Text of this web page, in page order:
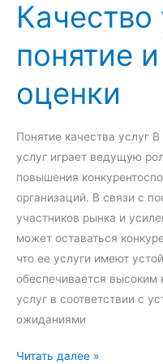
н
с
о
в
ы
р
и
Качество
понятие
оценки
Понятие качества услуг
услуг играет ведущую
повышения
организаций. В связи с
участников рынка и
может оставаться
что ее услуги имеют
обеспечивается высоким
услуг в соответствии с
ожиданиями
К
Читать далее »